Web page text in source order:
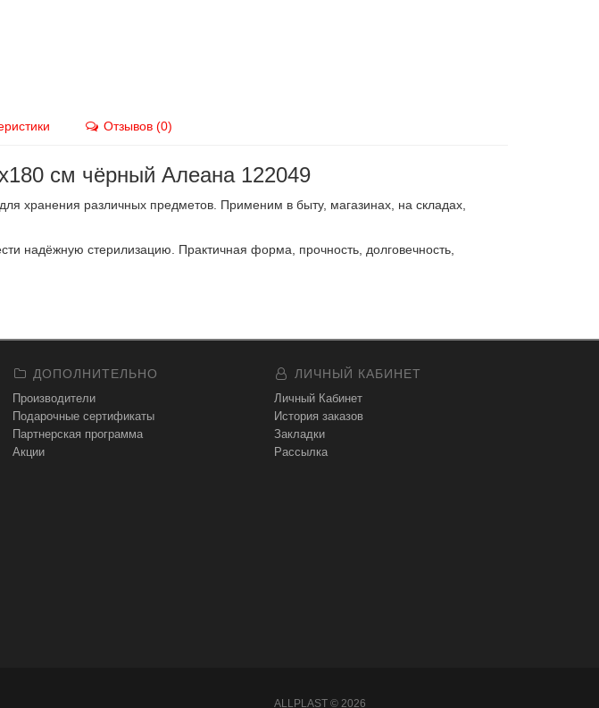
Отзывов (0)
см чёрный Алеана 122049
хранения различных предметов. Применим в быту, магазинах, на складах,
надёжную стерилизацию. Практичная форма, прочность, долговечность,
ДОПОЛНИТЕЛЬНО
Производители
Подарочные сертификаты
Партнерская программа
Акции
ЛИЧНЫЙ КАБИНЕТ
Личный Кабинет
История заказов
Закладки
Рассылка
ALLPLAST © 2026